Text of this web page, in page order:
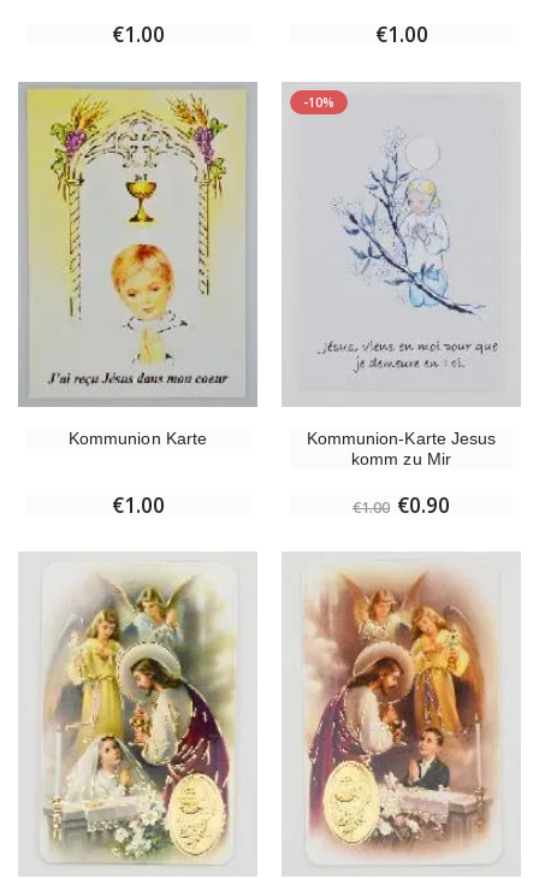
€1.00 €1.00
Kommunion Karte
€1.00
-10%
Kommunion-Karte Jesus
komm zu Mir
€1.00 €0.90